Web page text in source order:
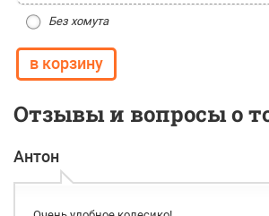
Без хомута
Отзывы и вопросы о
Антон